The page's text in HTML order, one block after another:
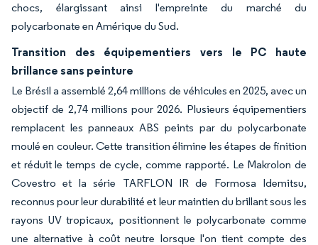
chocs, élargissant ainsi l'empreinte du marché du
polycarbonate en Amérique du Sud.
Transition des équipementiers vers le PC haute
brillance sans peinture
Le Brésil a assemblé 2,64 millions de véhicules en 2025, avec un
objectif de 2,74 millions pour 2026. Plusieurs équipementiers
remplacent les panneaux ABS peints par du polycarbonate
moulé en couleur. Cette transition élimine les étapes de finition
et réduit le temps de cycle, comme rapporté. Le Makrolon de
Covestro et la série TARFLON IR de Formosa Idemitsu,
reconnus pour leur durabilité et leur maintien du brillant sous les
rayons UV tropicaux, positionnent le polycarbonate comme
une alternative à coût neutre lorsque l'on tient compte des